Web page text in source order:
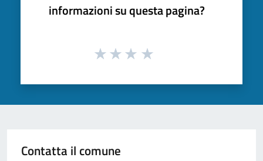
informazioni su questa pagina?
Contatta il comune